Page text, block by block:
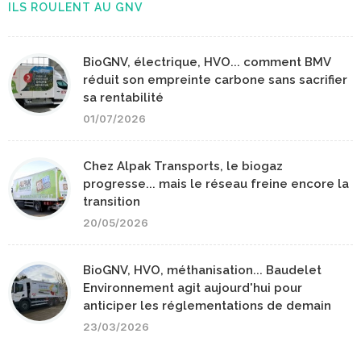
ILS ROULENT AU GNV
BioGNV, électrique, HVO... comment BMV
réduit son empreinte carbone sans sacrifier
sa rentabilité
01/07/2026
Chez Alpak Transports, le biogaz
progresse... mais le réseau freine encore la
transition
20/05/2026
BioGNV, HVO, méthanisation... Baudelet
Environnement agit aujourd'hui pour
anticiper les réglementations de demain
23/03/2026